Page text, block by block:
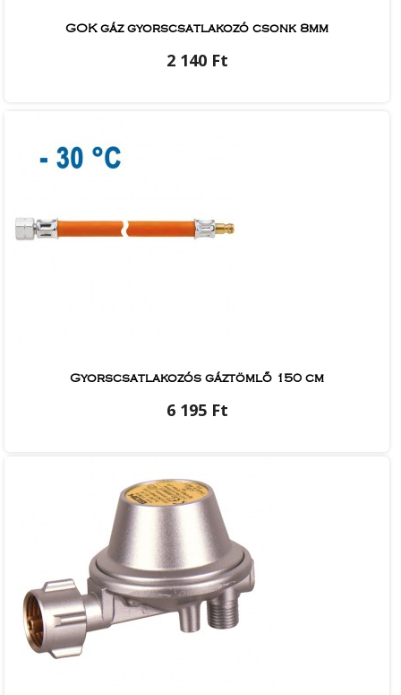
GOK gáz gyorscsatlakozó csonk 8mm
2 140 Ft
Gyorscsatlakozós gáztömlő 150 cm
6 195 Ft